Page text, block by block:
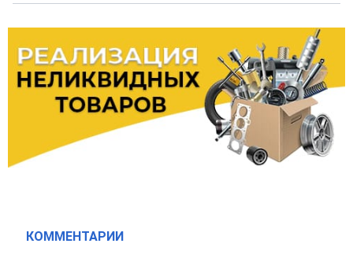
КОММЕНТАРИИ